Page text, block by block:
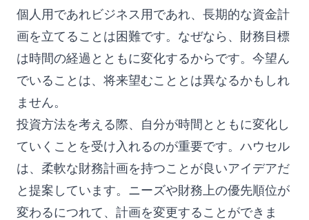
個人用であれビジネス用であれ、長期的な資金計
画を立てることは困難です。なぜなら、財務目標
は時間の経過とともに変化するからです。今望ん
でいることは、将来望むこととは異なるかもしれ
ません。
投資方法を考える際、自分が時間とともに変化し
ていくことを受け入れるのが重要です。ハウセル
は、柔軟な財務計画を持つことが良いアイデアだ
と提案しています。ニーズや財務上の優先順位が
変わるにつれて、計画を変更することができま